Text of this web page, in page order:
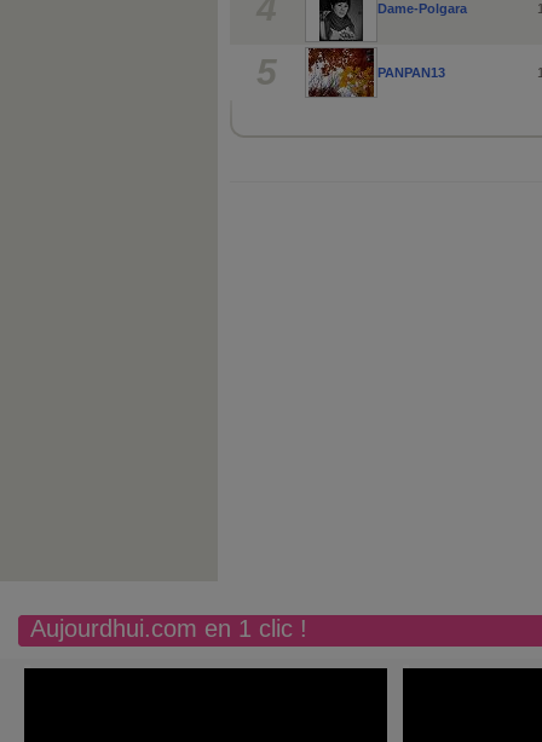
Dame-Polgara
5 PANPAN13
Aujourdhui.com en 1 clic !